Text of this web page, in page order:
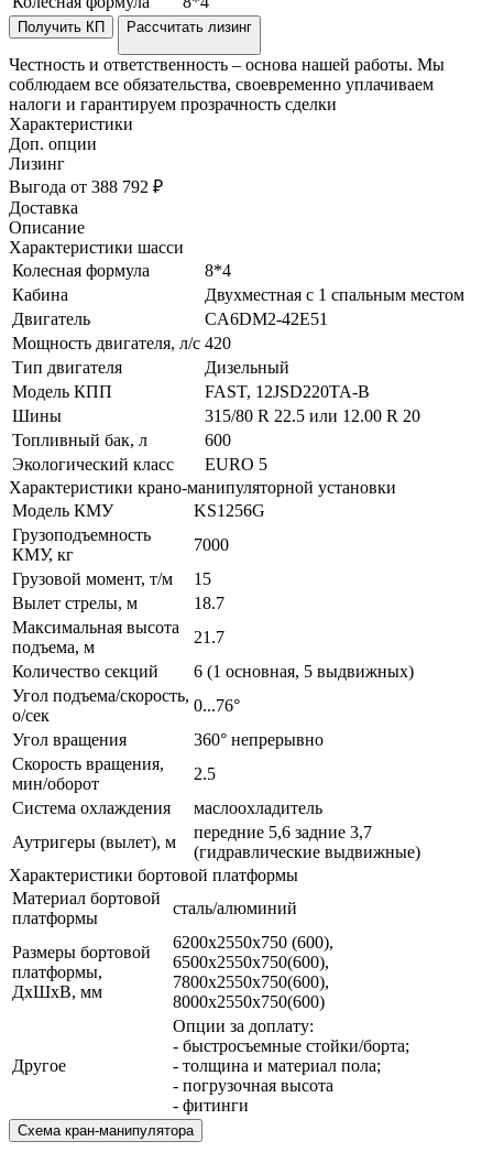
Получить КП Рассчитать лизинг
Честность и ответственность – основа нашей работы. Мы
соблюдаем все обязательства, своевременно уплачиваем
налоги и гарантируем прозрачность сделки
Характеристики
Доп. опции
Лизинг
Выгода от 388 792 ₽
Доставка
Описание
Характеристики шасси
Колесная формула
8*4
Кабина
Двухместная с 1 спальным местом
Двигатель
CA6DM2-42E51
Мощность двигателя, л/с 420
Тип двигателя
Дизельный
Модель КПП
FAST, 12JSD220TA-B
Шины
315/80 R 22.5 или 12.00 R 20
Топливный бак, л
600
Экологический класс
EURO 5
Характеристики крано-манипуляторной установки
Модель КМУ
KS1256G
Грузоподъемность
КМУ, кг
7000
Грузовой момент, т/м
15
Вылет стрелы, м
18.7
Максимальная высота
подъема, м
21.7
Количество секций
6 (1 основная, 5 выдвижных)
Угол подъема/скорость,
о/сек
0...76°
Угол вращения
360° непрерывно
Скорость вращения,
мин/оборот
2.5
Система охлаждения
маслоохладитель
Аутригеры (вылет), м
передние 5,6 задние 3,7
(гидравлические выдвижные)
Характеристики бортовой платформы
Материал бортовой
платформы
сталь/алюминий
Размеры бортовой
платформы,
ДхШхВ, мм
6200х2550х750 (600),
6500х2550х750(600),
7800х2550х750(600),
8000х2550х750(600)
Другое
Опции за доплату:
- быстросъемные стойки/борта;
- толщина и материал пола;
- погрузочная высота
- фитинги
Схема кран-манипулятора